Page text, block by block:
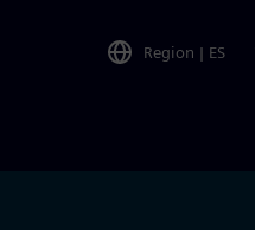
Region | ES